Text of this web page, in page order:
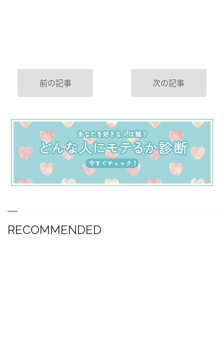
前の記事 次の記事
RECOMMENDED